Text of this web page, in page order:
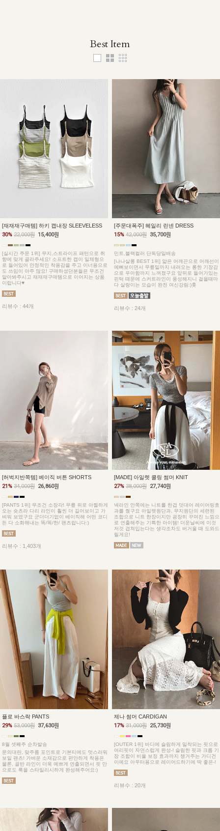
Best Item
[재재재구매템] 하키 캡내장 SLEEVELESS
30% 22,000원 15,400원
[실시간 주문 1위] 무지,스트라이프 패턴으로 취
향에 맞게 골라주세요! 소프트한 캡이 일체형으
로 들어있어 안정적인 착용감을 주고 이너용으로
도 쓰임이 아주 많요! 구매하셨던분들은 무조건
알아봐주시고 재재재구매템으로 이어지는 상품
이랍니다♥
리뷰수 : 44개
[주문대폭주] 헤일리 린넨 DRESS
15% 42,000원 35,700원
민트,블랙컬러 단독당일배송
[나나살롱 BEST 1위] 얇은 어깨끈으로 어깨선이
예뻐보이면서 무릎밑까지 내려오는 롱한 기장감
으로 우아함까지 느껴졌구요 앞뒤로 들어가있는
핀턱 때문에 스커트라인이 풍성해지니 걸을때마
다 살랑이는 모습이 완전 여신강림:)훗
리뷰수 : 24개
[허벅지반쪽템] 베이직 버튼 SHORTS
21% 34,000원 26,860원
[PANTS 1위] 무조건 소장각! 무릎 위로 아찔하게
오는 숏츠라 다리 라인이 훨씬 더 길어보이고 가
벼워 보였구요 군더더기없이 베이직해 어떤 코디
든 다 소화해내는 똑/똑/한/ 팬츠랍니다:)
리뷰수 : 1,403개
[MADE] 아일렛 쿨링 썸머 KNIT
27% 38,000원 27,740원
넥라인 안쪽에는 니트를 한겹 덧대어 레이어링효
과를 줬구요 아일렛원단과, 무지원단의 세련된
조합으로 니트 한장이지만 굉장히 꾸며진 느낌으
로 연출해주는 기특한 아이템! 더운날씨에 이것
저것 겹쳐입는다는 생각조차도 버거울 때 도와드
릴게요!
플로 바스락 PANTS
29% 53,000원 37,630원
8월 셋째주 순차발송
문의대란, 맞주름 포인트로 기본티에도 멋스러워
보일 팬츠! 가벼운 소재감으로 편안하게 착용은
물론, 골반 라인이 더욱 예쁘게 연출되면서 핏 만
으로도 룩을 스타일리시하게 완성해주어요:)
제나 썸머 CARDIGAN
17% 31,000원 25,730원
[OUTER 1위] 바디에 슬림하게 밀착되는 핏으로
여리핏이 자연스럽게 완성-! 슬림한 핏과 크롭 기
장 조합이 비율 보정 효과까지 챙겨주는 가디건
이예요 아우터용으로 레이어드하기에 딱 좋은-!
리뷰수 : 20개